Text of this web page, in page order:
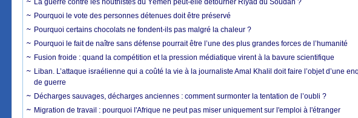
La guerre contre les houthistes du Yémen peut-elle détourner Riyad du Soudan ?
Pourquoi le vote des personnes détenues doit être préservé
Pourquoi certains chocolats ne fondent-ils pas malgré la chaleur ?
Pourquoi le fait de naître sans défense pourrait être l’une des plus grandes forces de l’humanité
Fusion froide : quand la compétition et la pression médiatique virent à la bavure scientifique
Liban. L’attaque israélienne qui a coûté la vie à la journaliste Amal Khalil doit faire l’objet d’une
de guerre
Décharges sauvages, décharges anciennes : comment surmonter la tentation de l’oubli ?
Migration de travail : pourquoi l'Afrique ne peut pas miser uniquement sur l'emploi à l'étranger